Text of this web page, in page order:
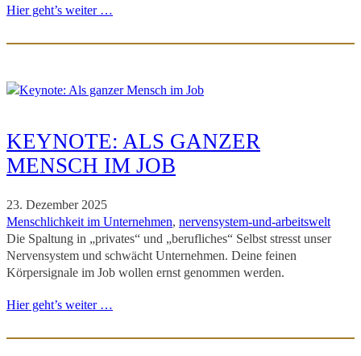
Hier geht’s weiter …
KEYNOTE: ALS GANZER
MENSCH IM JOB
23. Dezember 2025
Menschlichkeit im Unternehmen, nervensystem-und-arbeitswelt
Die Spaltung in „privates“ und „berufliches“ Selbst stresst unser
Nervensystem und schwächt Unternehmen. Deine feinen
Körpersignale im Job wollen ernst genommen werden.
Hier geht’s weiter …